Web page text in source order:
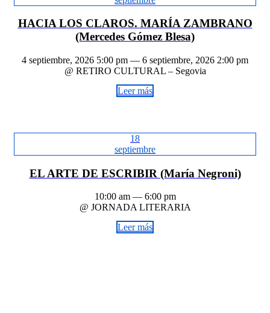
HACIA LOS CLAROS. MARÍA ZAMBRANO
(Mercedes Gómez Blesa)
4 septiembre, 2026 5:00 pm — 6 septiembre, 2026 2:00 pm
@ RETIRO CULTURAL – Segovia
Leer más
18
septiembre
EL ARTE DE ESCRIBIR (María Negroni)
10:00 am — 6:00 pm
@ JORNADA LITERARIA
Leer más